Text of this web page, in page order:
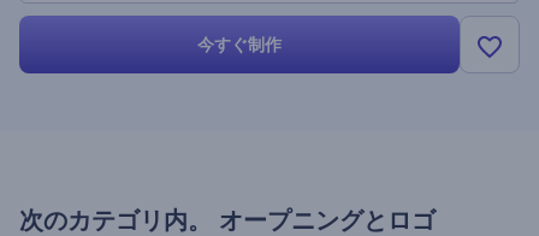
今すぐ制作
次のカテゴリ内。 オープニングとロゴ